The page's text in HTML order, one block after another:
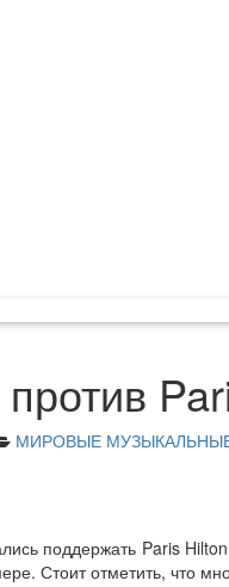
МИРОВЫЕ
поддержать Paris
Стоит отметить, что